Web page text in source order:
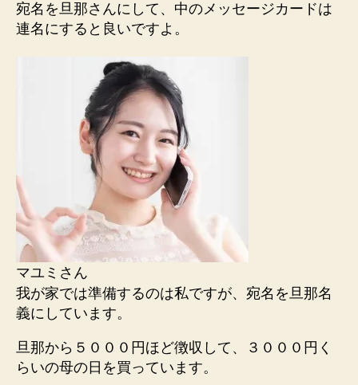
宛名を旦那さんにして、中のメッセージカードは
連名にすると良いですよ。
マユミさん
我が家では準備するのは私ですが、宛名を旦那名
義にしています。
旦那から５０００円ほど徴収して、３０００円く
らいの母の日を買っています。